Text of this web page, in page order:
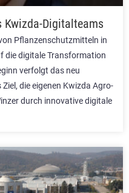
Kwizda-Digitalteams
Pflanzenschutzmitteln in
die digitale Transformation
verfolgt das neu
die eigenen Kwizda Agro-
durch innovative digitale